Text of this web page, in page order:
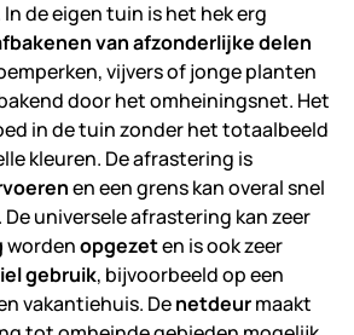
de eigen tuin is het hek erg
van afzonderlijke delen
vijvers of jonge planten
door het omheiningsnet. Het
in de tuin zonder het totaalbeeld
kleuren. De afrastering is
en een grens kan overal snel
universele afrastering kan zeer
wordenopgezeten is ook zeer
gebruik, bijvoorbeeld op een
vakantiehuis. Denetdeurmaakt